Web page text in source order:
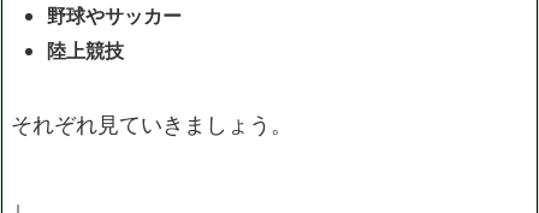
野球やサッカー
陸上競技
それぞれ見ていきましょう。